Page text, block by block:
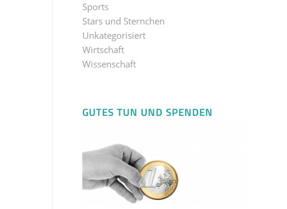
Sports
Stars und Sternchen
Unkategorisiert
Wirtschaft
Wissenschaft
GUTES TUN UND SPENDEN